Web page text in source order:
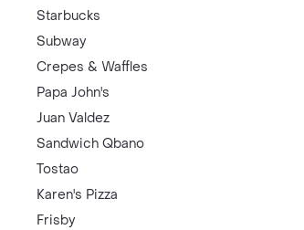
Starbucks
Subway
Crepes & Waffles
Papa John's
Juan Valdez
Sandwich Qbano
Tostao
Karen's Pizza
Frisby